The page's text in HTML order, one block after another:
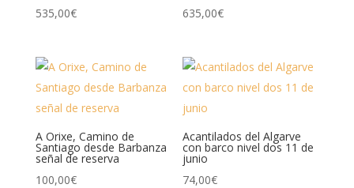
535,00€
635,00€
A Orixe, Camino de
Santiago desde Barbanza
señal de reserva
100,00€
Acantilados del Algarve
con barco nivel dos 11 de
junio
74,00€